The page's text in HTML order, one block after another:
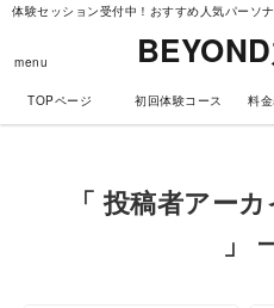
体験セッション受付中！おすすめ人気パーソ
menu
TOPページ 初回体験コース 料
「 投稿者アー
」